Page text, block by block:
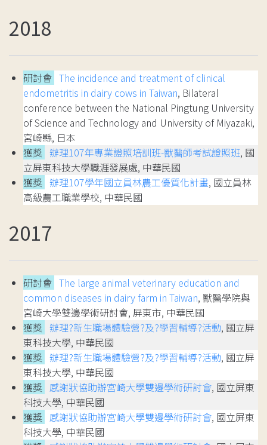
2018
研討會 The incidence and treatment of clinical
endometritis in dairy cows in Taiwan, Bilateral
conference between the National Pingtung University
of Science and Technology and University of Miyazaki,
宮崎縣, 日本
獲獎 辦理107年專業證照培訓班-獸醫師考試證照班, 國
立屏東科技大學職涯發展處, 中華民國
獲獎 辦理107學年國立員林農工優質化計畫, 國立員林
高級農工職業學校, 中華民國
2017
研討會 The large animal veterinary education and
common diseases in dairy farm in Taiwan, 獸醫學院與
宮崎大學雙邊學術研討會, 屏東市, 中華民國
獲獎 辦理?新生職場體驗營?及?學習輔導?活動, 國立屏
東科技大學, 中華民國
獲獎 辦理?新生職場體驗營?及?學習輔導?活動, 國立屏
東科技大學, 中華民國
獲獎 感謝狀協助辦宮崎大學雙邊學術研討會, 國立屏東
科技大學, 中華民國
獲獎 感謝狀協助辦宮崎大學雙邊學術研討會, 國立屏東
科技大學, 中華民國